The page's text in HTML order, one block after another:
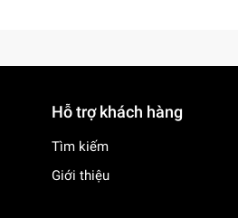
Hỗ trợ khách hàng
Tìm kiếm
Giới thiệu